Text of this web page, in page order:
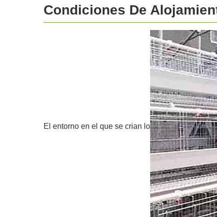
Condiciones De
El entorno en el que se crian lo